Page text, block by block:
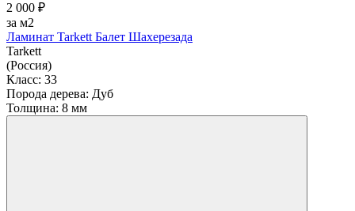
2 000 ₽
за м2
Ламинат Tarkett Балет Шахерезада
Tarkett
(Россия)
Класс: 33
Порода дерева: Дуб
Толщина: 8 мм